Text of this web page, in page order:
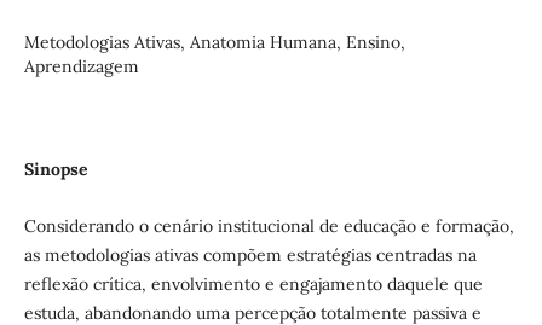
Metodologias Ativas, Anatomia Humana, Ensino,
Aprendizagem
Sinopse
Considerando o cenário institucional de educação e formação,
as metodologias ativas compõem estratégias centradas na
reflexão crítica, envolvimento e engajamento daquele que
estuda, abandonando uma percepção totalmente passiva e